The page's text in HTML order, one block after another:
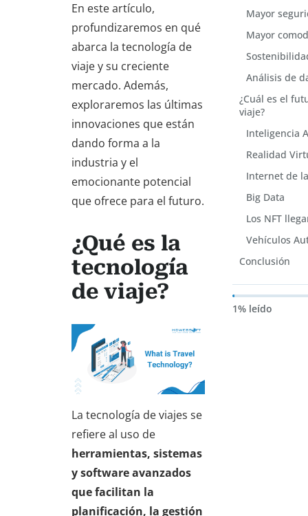
En este artículo,
profundizaremos en qué
abarca la tecnología de
viaje y su creciente
mercado. Además,
exploraremos las últimas
innovaciones que están
dando forma a la
industria y el
emocionante potencial
que ofrece para el futuro.
¿Qué es la
tecnología
de viaje?
La tecnología de viajes se
refiere al uso de
herramientas, sistemas
y software avanzados
que facilitan la
planificación, la gestión
Mayor
Mayor
Análisis de
¿Cuál es el
viaje?
Inteligencia
Realidad
Internet de
Big Data
Los NFT
Vehículos
Conclusión
1% leído